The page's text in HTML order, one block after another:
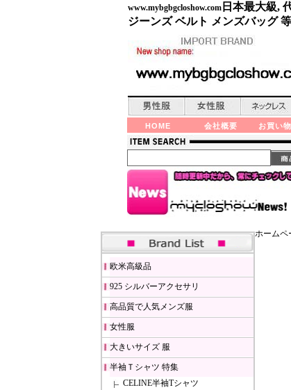
www.mybgbgcloshow.com 日本最大級,
ジーンズ ベルト メンズバッグ
HOME 会社概要 お買い
欧米高級品
925 シルバーアクセサリ
高品質で人気メンズ服
女性服
大きいサイズ 服
半袖Ｔシャツ 特集
CELINE半袖Tシャツ
ホームペ